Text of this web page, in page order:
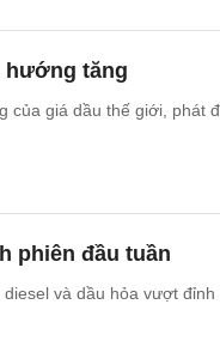
hướng tăng
của giá dầu thế giới, phát
phiên đầu tuần